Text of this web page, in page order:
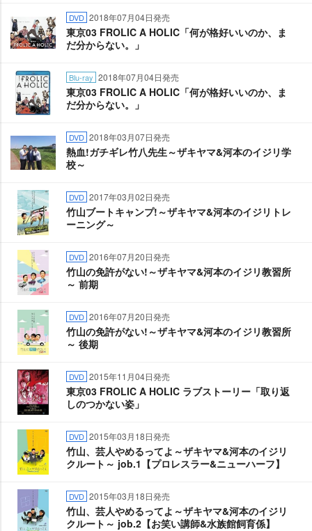
DVD 2018年07月04日発売
東京03 FROLIC A HOLIC「何が格好いいのか、ま
だ分からない。」
Blu-ray 2018年07月04日発売
東京03 FROLIC A HOLIC「何が格好いいのか、ま
だ分からない。」
DVD 2018年03月07日発売
熱血!ガチギレ竹八先生～ザキヤマ&河本のイジリ学
校～
DVD 2017年03月02日発売
竹山ブートキャンプ!～ザキヤマ&河本のイジリトレ
ーニング～
DVD 2016年07月20日発売
竹山の免許がない!～ザキヤマ&河本のイジリ教習所
～ 前期
DVD 2016年07月20日発売
竹山の免許がない!～ザキヤマ&河本のイジリ教習所
～ 後期
DVD 2015年11月04日発売
東京03 FROLIC A HOLIC ラブストーリー「取り返
しのつかない姿」
DVD 2015年03月18日発売
竹山、芸人やめるってよ～ザキヤマ&河本のイジリ
クルート～ job.1【プロレスラー&ニューハーフ】
DVD 2015年03月18日発売
竹山、芸人やめるってよ～ザキヤマ&河本のイジリ
クルート～ job.2【お笑い講師&水族館飼育係】